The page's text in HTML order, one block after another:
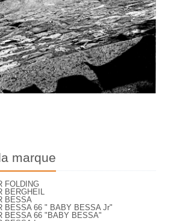
marque
FOLDING
BERGHEIL
BESSA
BESSA 66 " BABY BESSA Jr"
BESSA 66 "BABY BESSA"